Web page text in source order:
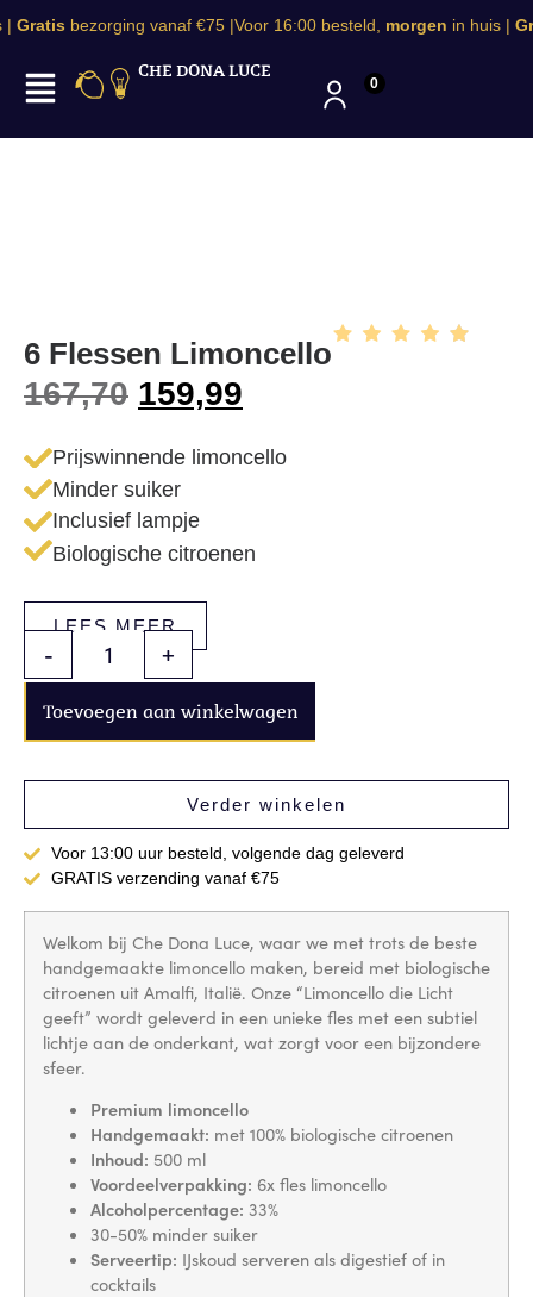
Gratisbezorging vanaf €75 |Voor 16:00 besteld,morgenin huis |
CHE DONA LUCE
0
6 Flessen Limoncello
167,70 159,99
Prijswinnende limoncello
Minder suiker
Inclusief lampje
Biologische citroenen
LEES MEER
- +
Toevoegen aan winkelwagen
Verder winkelen
Voor 13:00 uur besteld, volgende dag geleverd
GRATIS verzending vanaf €75
Welkom bij Che Dona Luce, waar we met trots de beste
handgemaakte limoncello maken, bereid met biologische
citroenen uit Amalfi, Italië. Onze “Limoncello die Licht
geeft” wordt geleverd in een unieke fles met een subtiel
lichtje aan de onderkant, wat zorgt voor een bijzondere
sfeer.
Premium limoncello
Handgemaakt: met 100% biologische citroenen
Inhoud: 500 ml
Voordeelverpakking: 6x fles limoncello
Alcoholpercentage: 33%
30-50% minder suiker
Serveertip: IJskoud serveren als digestief of in
cocktails